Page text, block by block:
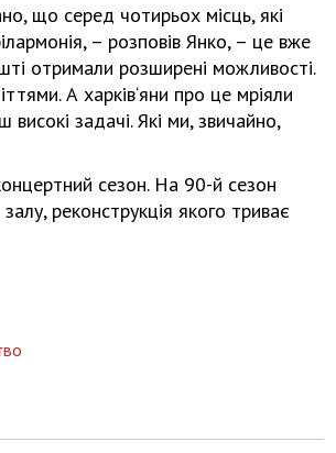
що серед чотирьох місць, які
– розповів Янко, – це вже
отримали розширені можливості.
А харків‘яни про це мріяли
задачі. Які ми, звичайно,
сезон. На 90-й сезон
реконструкція якого триває
Харковом ширяться добрі вчинки